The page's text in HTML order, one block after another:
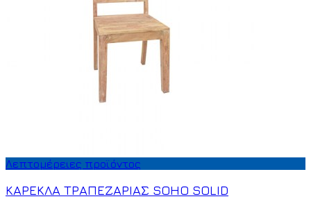
Λεπτομέρειες προϊόντος
ΚΑΡΕΚΛΑ ΤΡΑΠΕΖΑΡΙΑΣ SOHO SOLID